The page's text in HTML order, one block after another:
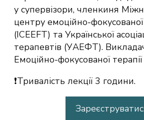
у супервізори, членкиня
центру емоційно-фокусованої
(ICEEFT) та Української
терапевтів (УАЕФТ).
Емоційно-фокусованої терапії
❗️Тривалість лекції 3 години.